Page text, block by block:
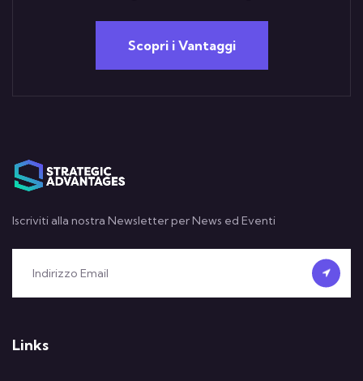
Scopri i Vantaggi
Iscriviti alla nostra Newsletter per News ed Eventi
Links